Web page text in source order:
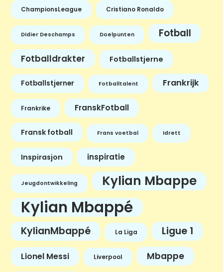
ChampionsLeague Cristiano Ronaldo
Didier Deschamps Doelpunten Fotball
Fotballdrakter Fotballstjerne
Fotballstjerner Fotballtalent Frankrijk
Frankrike FranskFotball
Fransk fotball Frans voetbal Idrett
Inspirasjon inspiratie
Jeugdontwikkeling Kylian Mbappe
Kylian Mbappé
KylianMbappé La Liga Ligue 1
Lionel Messi Liverpool Mbappe